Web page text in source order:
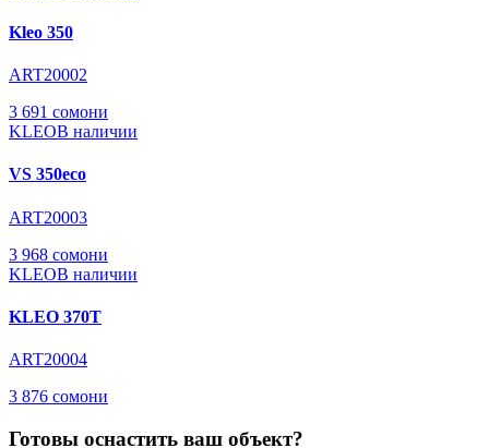
Kleo 350
ART20002
3 691 сомони
KLEOВ наличии
VS 350eco
ART20003
3 968 сомони
KLEOВ наличии
KLEO 370T
ART20004
3 876 сомони
Готовы оснастить ваш объект?